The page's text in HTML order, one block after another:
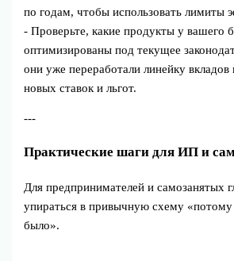
по годам, чтобы использовать лимиты
- Проверьте, какие продукты у вашего
оптимизированы под текущее
они уже переработали линейку вкладов
новых ставок и льгот.
---
Практические шаги для ИП и
Для предпринимателей и самозанятых
упираться в привычную схему «потому
было».